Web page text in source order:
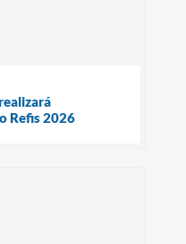
Refis 2026